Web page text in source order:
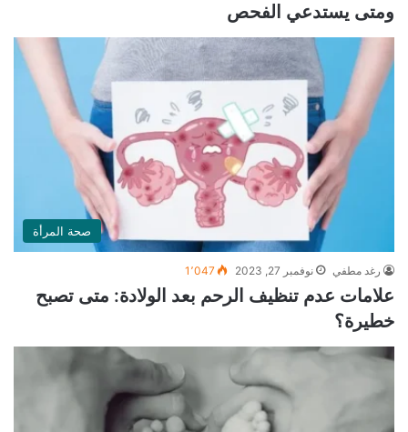
ومتى يستدعي الفحص
صحة المرأة
رغد مطفي نوفمبر 27, 2023 1٬047
علامات عدم تنظيف الرحم بعد الولادة: متى تصبح
خطيرة؟